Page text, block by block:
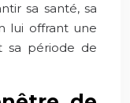
sa santé, sa
lui offrant une
sa période de